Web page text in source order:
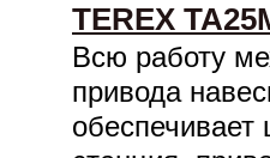
TEREX
Всю работу
привода
обеспечивает